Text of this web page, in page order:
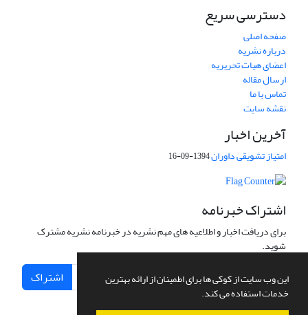
این وب سایت از کوکی ها برای اطمینان از ارائه بهترین
خدمات استفاده می کند.
دسترسی سریع
صفحه اصلی
درباره نشریه
اعضای هیات تحریریه
ارسال مقاله
تماس با ما
نقشه سایت
آخرین اخبار
امتیاز تشویقی داوران1394-09-16
اشتراک خبرنامه
برای دریافت اخبار و اطلاعیه های مهم نشریه در خبرنامه نشریه مشترک
شوید.
اشتراک